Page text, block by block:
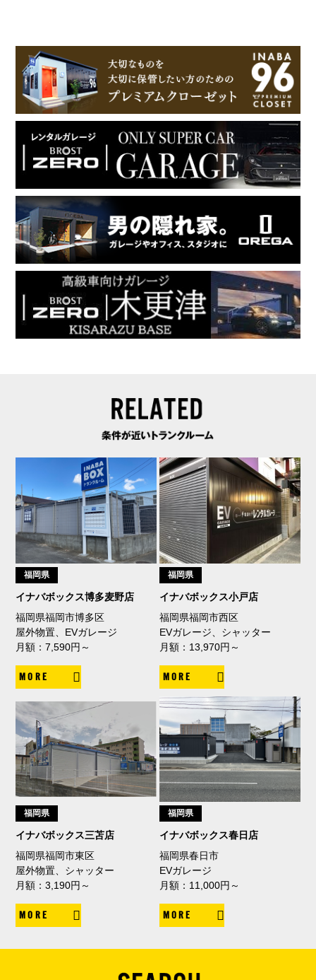
福岡県
イナバボックス博多麦野店
福岡県福岡市博多区
屋外物置、EVガレージ
月額：7,590円～
MORE
福岡県
イナバボックス小戸店
福岡県福岡市西区
EVガレージ、シャッター
月額：13,970円～
MORE
福岡県
イナバボックス三苫店
福岡県福岡市東区
屋外物置、シャッター
月額：3,190円～
MORE
福岡県
イナバボックス春日店
福岡県春日市
EVガレージ
月額：11,000円～
MORE